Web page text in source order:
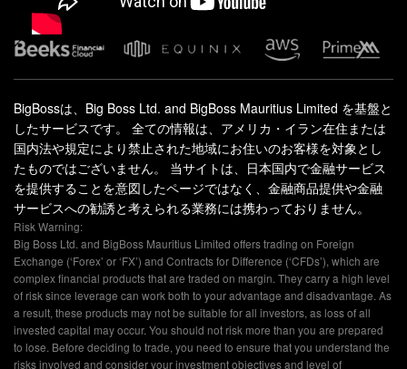
BigBossは、Big Boss Ltd. and BigBoss Mauritius Limited を基盤と
したサービスです。 全ての情報は、アメリカ・イラン在住または
国内法や規定により禁止された地域にお住いのお客様を対象とし
たものではございません。 当サイトは、日本国内で金融サービス
を提供することを意図したページではなく、金融商品提供や金融
サービスへの勧誘と考えられる業務には携わっておりません。
Risk Warning:
Big Boss Ltd. and BigBoss Mauritius Limited offers trading on Foreign
Exchange (‘Forex’ or ‘FX’) and Contracts for Difference (‘CFDs’), which are
complex financial products that are traded on margin. They carry a high level
of risk since leverage can work both to your advantage and disadvantage. As
a result, these products may not be suitable for all investors, as loss of all
invested capital may occur. You should not risk more than you are prepared
to lose. Before deciding to trade, you need to ensure that you understand the
risks involved and consider your investment objectives and level of